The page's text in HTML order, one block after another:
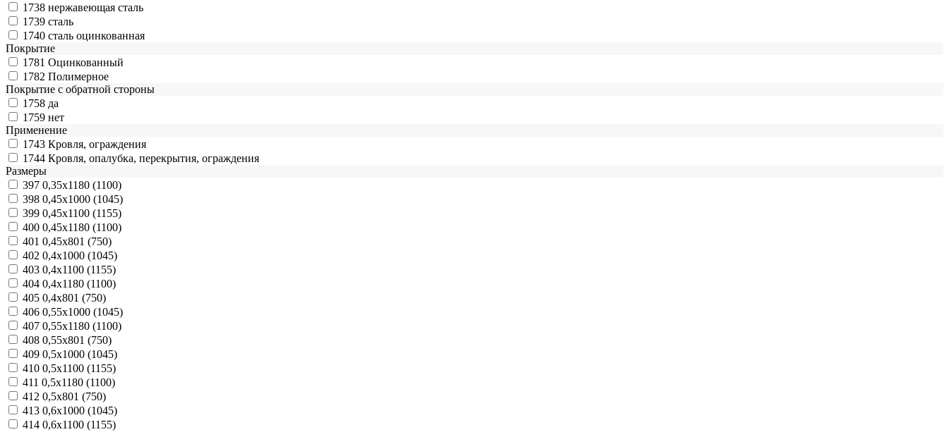
1738 нержавеющая сталь
1739 сталь
1740 сталь оцинкованная
Покрытие
1781 Оцинкованный
1782 Полимерное
Покрытие с обратной стороны
1758 да
1759 нет
Применение
1743 Кровля, ограждения
1744 Кровля, опалубка, перекрытия, ограждения
Размеры
397 0,35х1180 (1100)
398 0,45х1000 (1045)
399 0,45х1100 (1155)
400 0,45х1180 (1100)
401 0,45х801 (750)
402 0,4х1000 (1045)
403 0,4х1100 (1155)
404 0,4х1180 (1100)
405 0,4х801 (750)
406 0,55х1000 (1045)
407 0,55х1180 (1100)
408 0,55х801 (750)
409 0,5х1000 (1045)
410 0,5х1100 (1155)
411 0,5х1180 (1100)
412 0,5х801 (750)
413 0,6х1000 (1045)
414 0,6х1100 (1155)